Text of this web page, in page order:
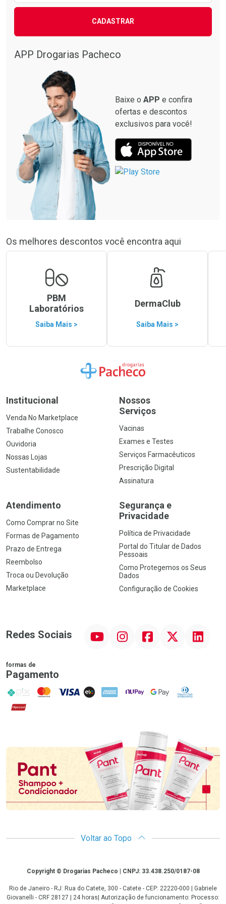
CADASTRAR
APP Drogarias Pacheco
Baixe o APP e confira
ofertas e descontos
exclusivos para você!
Os melhores descontos você encontra aqui
PBM
Laboratórios
Saiba Mais >
DermaClub
Saiba Mais >
Ir para a Home
Institucional
Venda No Marketplace
Trabalhe Conosco
Ouvidoria
Nossas Lojas
Sustentabilidade
Nossos
Serviços
Vacinas
Exames e Testes
Serviços Farmacêuticos
Prescrição Digital
Assinatura
Atendimento
Como Comprar no Site
Formas de Pagamento
Prazo de Entrega
Reembolso
Troca ou Devolução
Marketplace
Segurança e
Privacidade
Política de Privacidade
Portal do Titular de Dados
Pessoais
Como Protegemos os Seus
Dados
Configuração de Cookies
Redes Sociais InstagramFacebook Linkedin
formas de
Pagamento
PIX MasterCard
VISA ELO AMEX NuPay Google PayDiners Club
Hipercard
Promoção em Destaque
Voltar ao Topo
CopyrightCopyright © Drogarias Pacheco | CNPJ: 33.438.250/0187-08
Rio de Janeiro - RJ: Rua do Catete, 300 - Catete - CEP: 22220-000 | Gabriele
Giovanelli - CRF 28127 | 24 horas| Autorização de funcionamento: Processo: